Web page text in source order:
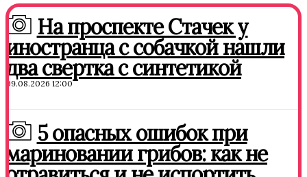
На проспекте Стачек у
иностранца с собачкой нашли
два свертка с синтетикой
09.08.2026 12:00
5 опасных ошибок при
мариновании грибов: как не